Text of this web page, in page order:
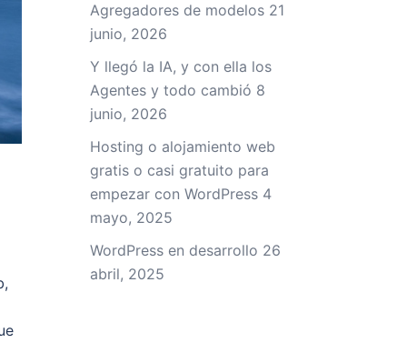
Agregadores de modelos 21
junio, 2026
Y llegó la IA, y con ella los
Agentes y todo cambió 8
junio, 2026
Hosting o alojamiento web
gratis o casi gratuito para
empezar con WordPress 4
mayo, 2025
WordPress en desarrollo 26
abril, 2025